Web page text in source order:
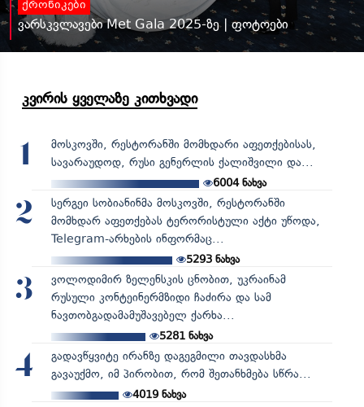
ქრონიკები
ვარსკვლავები Met Gala 2025-ზე | ფოტოები
კვირის ყველაზე კითხვადი
1
მოსკოვში, რესტორანში მომხდარი აფეთქებისას,
სავარაუდოდ, რუსი გენერლის ქალიშვილი და...
6004ნახვა
2
სერგეი სობიანინმა მოსკოვში, რესტორანში
მომხდარ აფეთქებას ტერორისტული აქტი უწოდა,
Telegram-არხების ინფორმაც...
5293ნახვა
3
ვოლოდიმირ ზელენსკის ცნობით, უკრაინამ
რუსული კონტეინერმზიდი ჩაძირა და სამ
ნავთობგადამამუშავებელ ქარხა...
5281ნახვა
4
გადავწყვიტე ირანზე დაგეგმილი თავდასხმა
გავაუქმო, იმ პირობით, რომ შეთანხმება სწრა...
4019ნახვა